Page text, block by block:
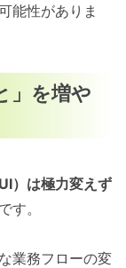
能性がありま
」を増や
）は極力変えず
す。
業務フローの変